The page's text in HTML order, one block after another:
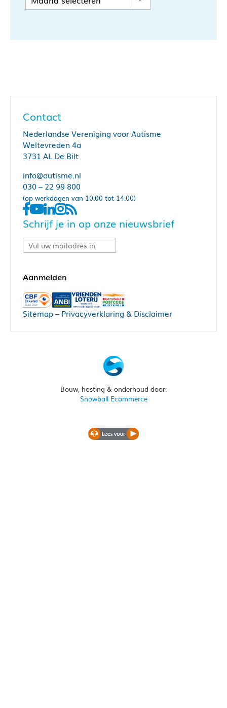
Contact
Nederlandse Vereniging voor Autisme
Weltevreden 4a
3731 AL De Bilt
info@autisme.nl
030 – 22 99 800
(op werkdagen van 10.00 tot 14.00)
Schrijf je in op onze nieuwsbrief
Sitemap– Privacyverklaring & Disclaimer
Bouw, hosting & onderhoud door:
Snowball Ecommerce